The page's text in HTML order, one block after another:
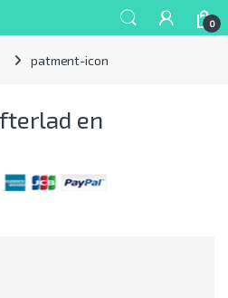
0
patment-icon
en